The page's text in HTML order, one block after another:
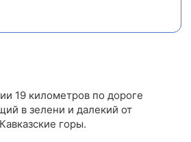
19 километров по дороге
в зелени и далекий от
горы.